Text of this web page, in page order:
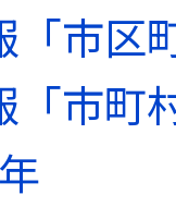
「市区
「市町